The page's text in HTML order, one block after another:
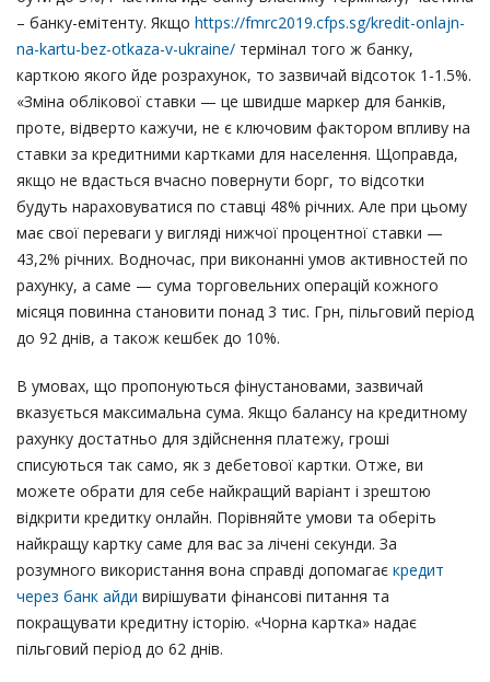
– банку-емітенту. Якщо https://fmrc2019.cfps.sg/kredit-onlajn-
na-kartu-bez-otkaza-v-ukraine/ термінал того ж банку,
карткою якого йде розрахунок, то зазвичай відсоток 1-1.5%.
«Зміна облікової ставки — це швидше маркер для банків,
проте, відверто кажучи, не є ключовим фактором впливу на
ставки за кредитними картками для населення. Щоправда,
якщо не вдасться вчасно повернути борг, то відсотки
будуть нараховуватися по ставці 48% річних. Але при цьому
має свої переваги у вигляді нижчої процентної ставки —
43,2% річних. Водночас, при виконанні умов активностей по
рахунку, а саме — сума торговельних операцій кожного
місяця повинна становити понад 3 тис. Грн, пільговий період
до 92 днів, а також кешбек до 10%.
В умовах, що пропонуються фінустановами, зазвичай
вказується максимальна сума. Якщо балансу на кредитному
рахунку достатньо для здійснення платежу, гроші
списуються так само, як з дебетової картки. Отже, ви
можете обрати для себе найкращий варіант і зрештою
відкрити кредитку онлайн. Порівняйте умови та оберіть
найкращу картку саме для вас за лічені секунди. За
розумного використання вона справді допомагає кредит
через банк айди вирішувати фінансові питання та
покращувати кредитну історію. «Чорна картка» надає
пільговий період до 62 днів.